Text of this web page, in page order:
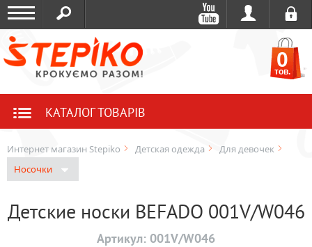
0
тов.
КАТАЛОГ ТОВАРІВ
Интернет магазин Stepiko Детская одежда
Для девочек
Носочки
Детские носки BEFADO 001V/W046
Артикул: 001V/W046